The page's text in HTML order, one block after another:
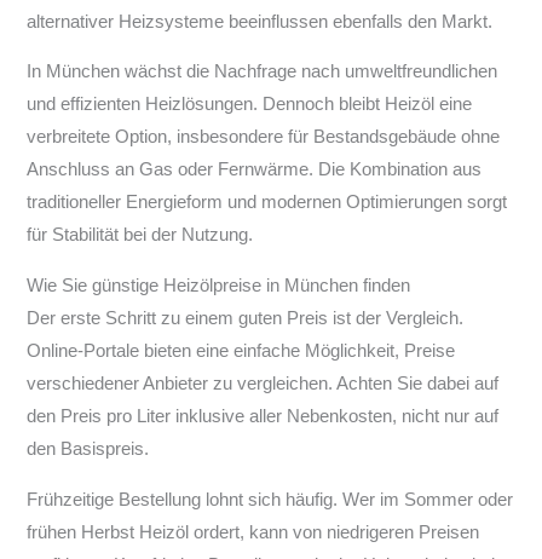
alternativer Heizsysteme beeinflussen ebenfalls den Markt.
In München wächst die Nachfrage nach umweltfreundlichen
und effizienten Heizlösungen. Dennoch bleibt Heizöl eine
verbreitete Option, insbesondere für Bestandsgebäude ohne
Anschluss an Gas oder Fernwärme. Die Kombination aus
traditioneller Energieform und modernen Optimierungen sorgt
für Stabilität bei der Nutzung.
Wie Sie günstige Heizölpreise in München finden
Der erste Schritt zu einem guten Preis ist der Vergleich.
Online-Portale bieten eine einfache Möglichkeit, Preise
verschiedener Anbieter zu vergleichen. Achten Sie dabei auf
den Preis pro Liter inklusive aller Nebenkosten, nicht nur auf
den Basispreis.
Frühzeitige Bestellung lohnt sich häufig. Wer im Sommer oder
frühen Herbst Heizöl ordert, kann von niedrigeren Preisen